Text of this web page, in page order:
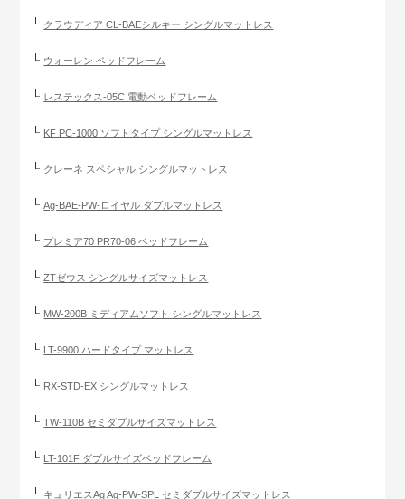
クラウディア CL-BAEシルキー シングルマットレス
ウォーレン ベッドフレーム
レステックス-05C 電動ベッドフレーム
KF PC-1000 ソフトタイプ シングルマットレス
クレーネ スペシャル シングルマットレス
Ag-BAE-PW-ロイヤル ダブルマットレス
プレミア70 PR70-06 ベッドフレーム
ZTゼウス シングルサイズマットレス
MW-200B ミディアムソフト シングルマットレス
LT-9900 ハードタイプ マットレス
RX-STD-EX シングルマットレス
TW-110B セミダブルサイズマットレス
LT-101F ダブルサイズベッドフレーム
キュリエスAg Ag-PW-SPL セミダブルサイズマットレス